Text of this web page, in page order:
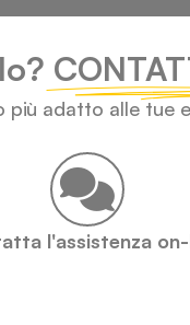
adatto alle tue
l'assistenza